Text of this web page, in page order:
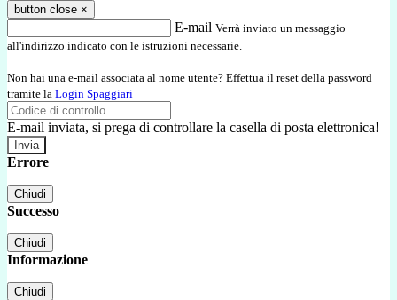
button close ×
E-mail Verrà inviato un messaggio
all'indirizzo indicato con le istruzioni necessarie.
Non hai una e-mail associata al nome utente? Effettua il reset della password
tramite la Login Spaggiari
E-mail inviata, si prega di controllare la casella di posta elettronica!
Errore
Chiudi
Successo
Chiudi
Informazione
Chiudi